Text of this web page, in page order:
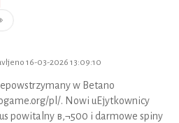
16-03-2026 13:09:10
w Betano
pl/. Nowi uЕјytkownicy
powitalny в‚¬500 i darmowe spiny